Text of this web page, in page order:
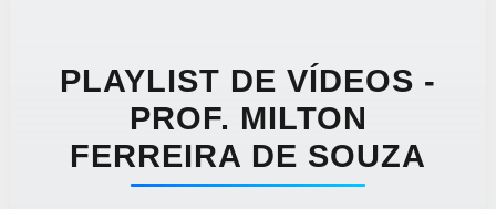
PLAYLIST DE VÍDEOS -
PROF. MILTON
FERREIRA DE SOUZA